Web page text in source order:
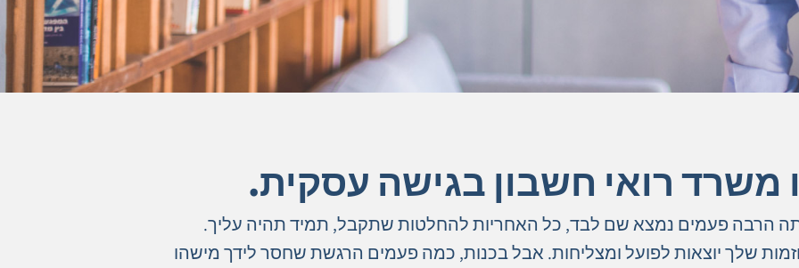
משרד רואי חשבון בגישה עסקית.
הרבה פעמים נמצא שם לבד, כל האחריות להחלטות שתקבל, תמיד תהיה עליך.
שלך יוצאות לפועל ומצליחות. אבל בכנות, כמה פעמים הרגשת שחסר לידך מישהו